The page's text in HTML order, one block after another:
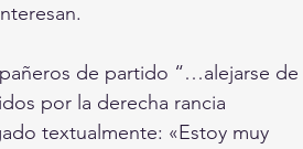
de partido “…alejarse de
por la derecha rancia
textualmente: «Estoy muy